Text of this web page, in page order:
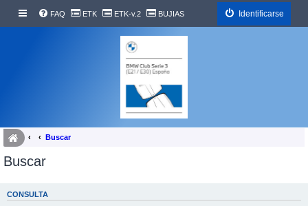
FAQ ETK ETK-v.2 BUJIAS Identificarse
Buscar
Buscar
CONSULTA